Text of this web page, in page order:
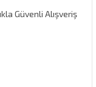
Güvenli Alışveriş